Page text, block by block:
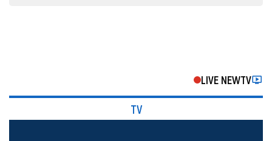
LIVE NEWTV
TV